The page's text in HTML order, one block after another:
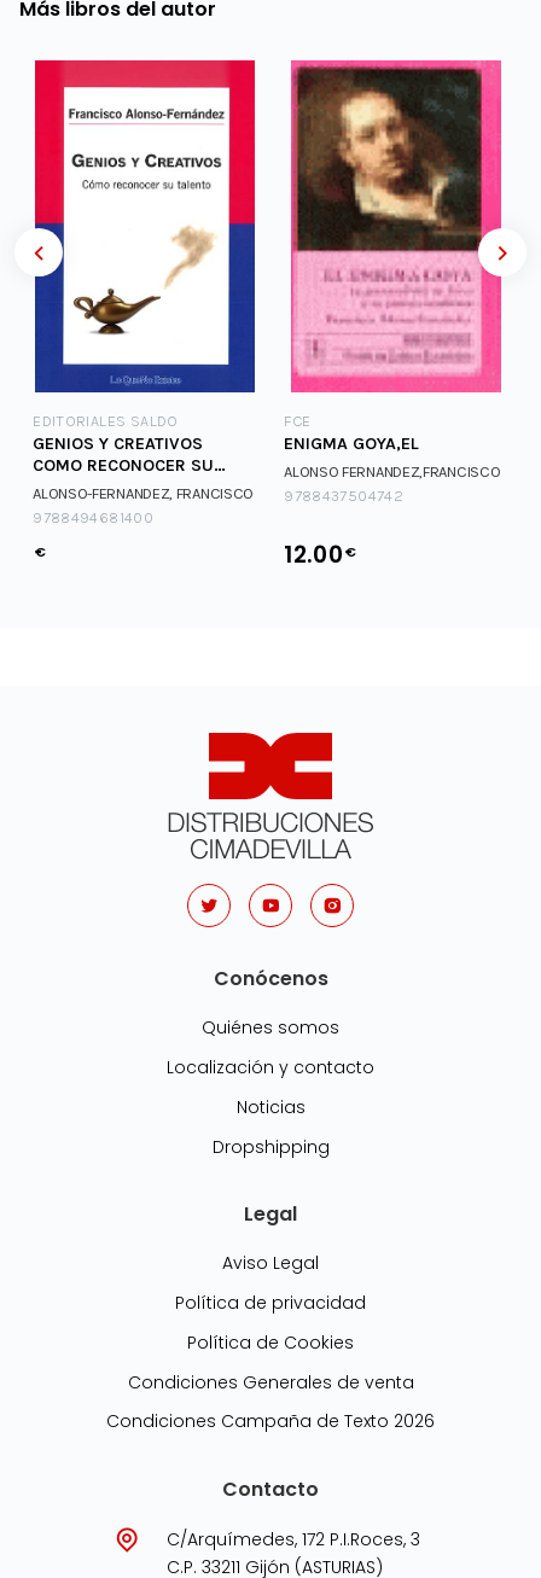
Más libros del autor
EDITORIALES SALDO
GENIOS Y CREATIVOS
COMO RECONOCER SU
TALENTO
ALONSO-FERNANDEZ, FRANCISCO
9788494681400
€
FCE
ENIGMA GOYA,EL
ALONSO FERNANDEZ,FRANCISCO
9788437504742
12.00€
Conócenos
Quiénes somos
Localización y contacto
Noticias
Dropshipping
Legal
Aviso Legal
Política de privacidad
Política de Cookies
Condiciones Generales de venta
Condiciones Campaña de Texto 2026
Contacto
C/Arquímedes, 172 P.I.Roces, 3
C.P. 33211 Gijón (ASTURIAS)